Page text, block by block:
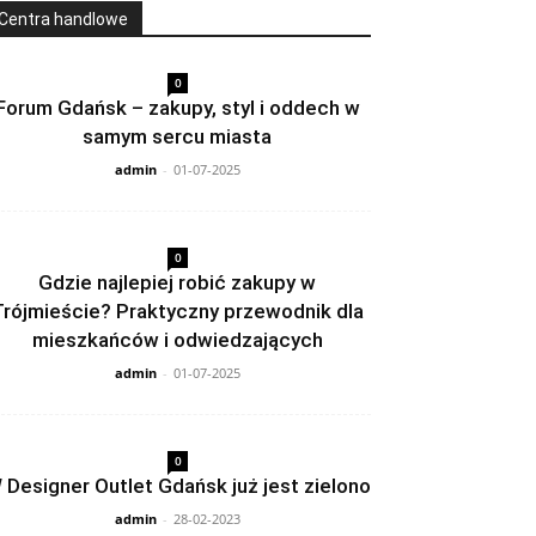
handlowe
0
Gdańsk – zakupy, styl i oddech w
samym sercu miasta
admin - 01-07-2025
0
Gdzie najlepiej robić zakupy w
Praktyczny przewodnik dla
mieszkańców i odwiedzających
admin - 01-07-2025
0
Designer Outlet Gdańsk już jest zielono
admin - 28-02-2023